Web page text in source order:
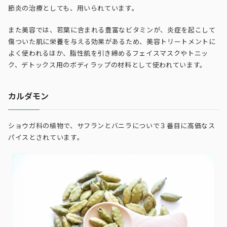
節炎の治療としても、用いられています。
また美容では、若葉に含まれる豊富なビタミンが、炎症を起こして
傷ついた肌に栄養を与える効果があるため、美容トリートメントに
よく使われるほか、脂性肌を引き締めるフェイスマスクやトニッ
ク、デトックス用のボディラップの材料として使われています。
カルダモン
ショウガ科の植物で、サフランとバニラについで３番目に高価なス
パイスとされています。